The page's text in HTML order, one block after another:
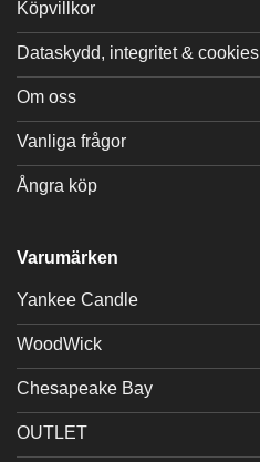
Köpvillkor
Dataskydd, integritet & cookies
Om oss
Vanliga frågor
Ångra köp
Varumärken
Yankee Candle
WoodWick
Chesapeake Bay
OUTLET